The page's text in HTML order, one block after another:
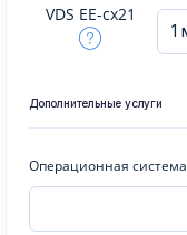
VDS EE-cx21
Дополнительные услуги
Операционная система